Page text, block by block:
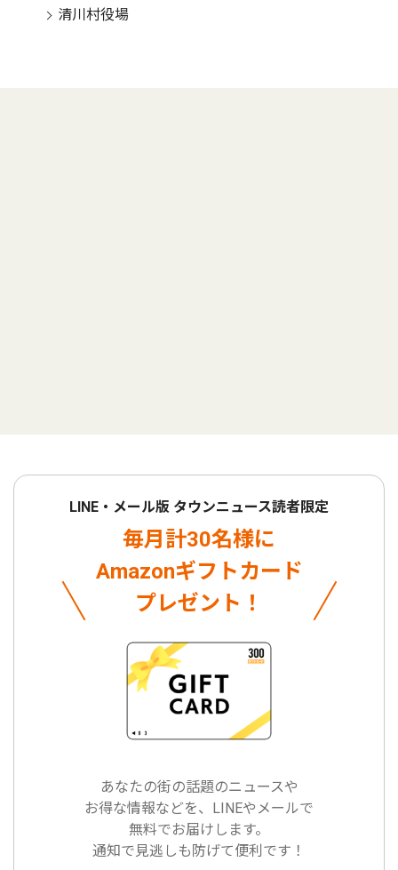
清川村役場
LINE・メール版 タウンニュース読者限定
毎月計30名様に
Amazonギフトカード
プレゼント！
あなたの街の話題のニュースや
お得な情報などを、LINEやメールで
無料でお届けします。
通知で見逃しも防げて便利です！